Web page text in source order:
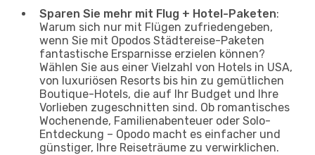
Sparen Sie mehr mit Flug + Hotel-Paketen:
Warum sich nur mit Flügen zufriedengeben,
wenn Sie mit Opodos Städtereise-Paketen
fantastische Ersparnisse erzielen können?
Wählen Sie aus einer Vielzahl von Hotels in USA,
von luxuriösen Resorts bis hin zu gemütlichen
Boutique-Hotels, die auf Ihr Budget und Ihre
Vorlieben zugeschnitten sind. Ob romantisches
Wochenende, Familienabenteuer oder Solo-
Entdeckung – Opodo macht es einfacher und
günstiger, Ihre Reiseträume zu verwirklichen.